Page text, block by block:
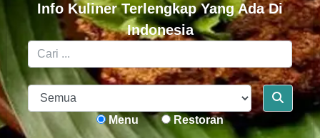
Info Kuliner Terlengkap Yang Ada Di
Indonesia
Menu Restoran